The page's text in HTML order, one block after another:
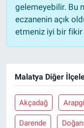
gelemeyebilir. Bu
eczanenin açık
etmeniz iyi bir fikir
Malatya Diğer
Akçadağ
Darende